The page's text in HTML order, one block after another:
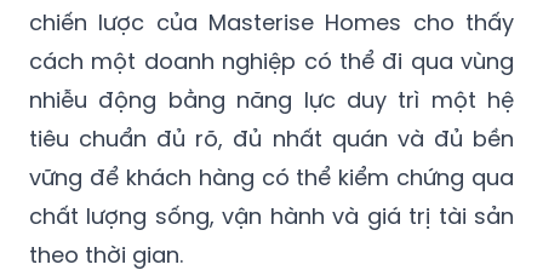
chiến lược của Masterise Homes cho thấy
cách một doanh nghiệp có thể đi qua vùng
nhiễu động bằng năng lực duy trì một hệ
tiêu chuẩn đủ rõ, đủ nhất quán và đủ bền
vững để khách hàng có thể kiểm chứng qua
chất lượng sống, vận hành và giá trị tài sản
theo thời gian.